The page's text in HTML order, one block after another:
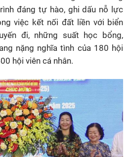
đáng tự hào, ghi dấu nỗ lực
việc kết nối đất liền với biển
đi, những suất học bổng,
nặng nghĩa tình của 180 hội
hội viên cá nhân.